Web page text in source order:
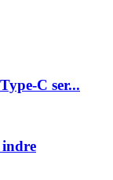
C ser...
indre